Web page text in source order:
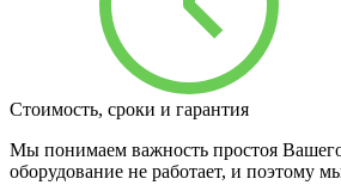
Стоимость, сроки и гарантия
Мы понимаем важность простоя Вашего
оборудование не работает, и поэтому